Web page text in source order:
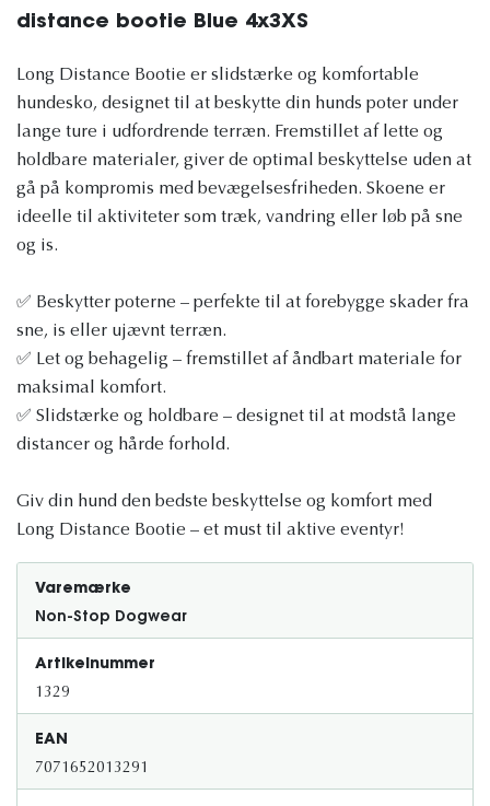
distance bootie Blue 4x3XS
Long Distance Bootie er slidstærke og komfortable
hundesko, designet til at beskytte din hunds poter under
lange ture i udfordrende terræn. Fremstillet af lette og
holdbare materialer, giver de optimal beskyttelse uden at
gå på kompromis med bevægelsesfriheden. Skoene er
ideelle til aktiviteter som træk, vandring eller løb på sne
og is.
✅ Beskytter poterne – perfekte til at forebygge skader fra
sne, is eller ujævnt terræn.
✅ Let og behagelig – fremstillet af åndbart materiale for
maksimal komfort.
✅ Slidstærke og holdbare – designet til at modstå lange
distancer og hårde forhold.
Giv din hund den bedste beskyttelse og komfort med
Long Distance Bootie – et must til aktive eventyr!
Varemærke
Non-Stop Dogwear
Artikelnummer
1329
EAN
7071652013291